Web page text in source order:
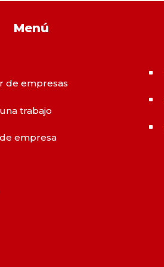
Menú
de empresas
trabajo
empresa
^
^
^